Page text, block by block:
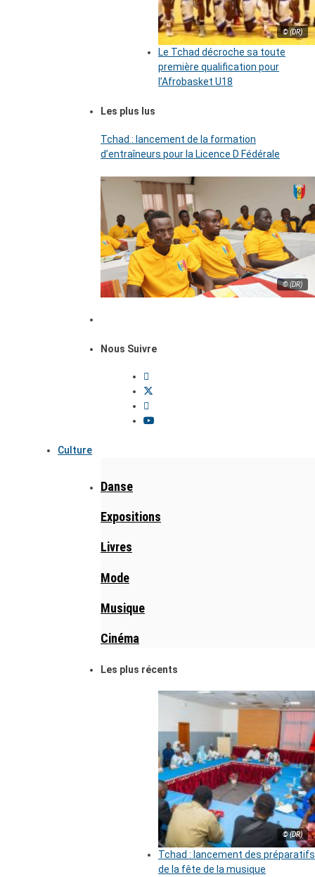
© (DR)
Le Tchad décroche sa toute
première qualification pour
l’Afrobasket U18
Les plus lus
Tchad : lancement de la formation
d’entraîneurs pour la Licence D Fédérale
© (DR)
Nous Suivre
Culture
Danse
Expositions
Livres
Mode
Musique
Cinéma
Les plus récents
© (DR)
Tchad : lancement des préparatifs
de la fête de la musique